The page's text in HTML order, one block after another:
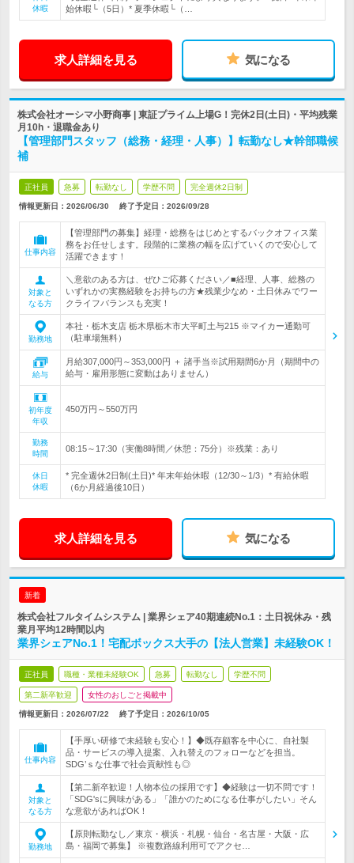
休暇
始休暇└（5日）* 夏季休暇└（…
求人詳細を見る 気になる
株式会社オーシマ小野商事 | 東証プライム上場G！完休2日(土日)・平均残業
月10h・退職金あり
【管理部門スタッフ（総務・経理・人事）】転勤なし★幹部職候
補
正社員 急募 転勤なし 学歴不問 完全週休2日制
情報更新日：2026/06/30 終了予定日： 2026/09/28
仕事内容
【管理部門の募集】経理・総務をはじめとするバックオフィス業
務をお任せします。段階的に業務の幅を広げていくので安心して
活躍できます！
対象と
なる方
＼意欲のある方は、ぜひご応募ください／■経理、人事、総務の
いずれかの実務経験をお持ちの方★残業少なめ・土日休みでワー
クライフバランスも充実！
勤務地
本社・栃木支店 栃木県栃木市大平町土与215 ※マイカー通勤可
（駐車場無料）
給与
月給307,000円～353,000円 ＋ 諸手当※試用期間6か月（期間中の
給与・雇用形態に変動はありません）
初年度
年収
450万円～550万円
勤務
時間
08:15～17:30（実働8時間／休憩：75分）※残業：あり
休日
休暇
* 完全週休2日制(土日)* 年末年始休暇（12/30～1/3）* 有給休暇
（6か月経過後10日）
求人詳細を見る 気になる
新着
株式会社フルタイムシステム | 業界シェア40期連続No.1：土日祝休み・残
業月平均12時間以内
業界シェアNo.1！宅配ボックス大手の【法人営業】未経験OK！
正社員 職種・業種未経験OK 急募 転勤なし 学歴不問
第二新卒歓迎 女性のおしごと掲載中
情報更新日：2026/07/22 終了予定日： 2026/10/05
仕事内容
【手厚い研修で未経験も安心！】◆既存顧客を中心に、自社製
品・サービスの導入提案、入れ替えのフォローなどを担当。
SDG’ｓな仕事で社会貢献性も◎
対象と
なる方
【第二新卒歓迎！人物本位の採用です】◆経験は一切不問です！
「SDG'sに興味がある」「誰かのためになる仕事がしたい」そん
な意欲があればOK！
勤務地
【原則転勤なし／東京・横浜・札幌・仙台・名古屋・大阪・広
島・福岡で募集】 ※複数路線利用可でアクセ…